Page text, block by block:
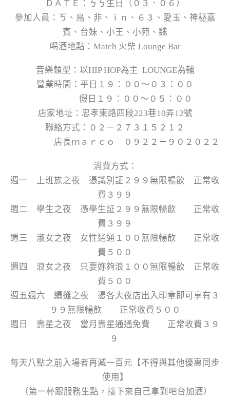
ＤＡＴＥ：ㄎㄎ生日（０３．０６）
參加人員：ㄎ、鳥、非、ｉｎ、６３、愛玉、神秘嘉
賓、台妹、小王、小苑、魏
喝酒地點：Match 火柴 Lounge Bar
音樂類型：以HIP HOP為主 LOUNGE為輔
營業時間：平日１９：００～０３：００
假日１９：００～０５：００
店家地址：忠孝東路四段223巷10弄12號
聯絡方式：０２－２７３１５２１２
店長ｍａｒｃｏ ０９２２－９０２０２２
消費方式：
週一 上班族之夜 憑識別証２９９無限暢飲 正常收
費３９９
週二 學生之夜 憑學生証２９９無限暢飲 正常收
費３９９
週三 淑女之夜 女性通通１００無限暢飲 正常收
費５００
週四 浪女之夜 只要妳夠浪１００無限暢飲 正常收
費５００
週五週六 續攤之夜 憑各大夜店出入印章即可享有３
９９無限暢飲 正常收費５００
週日 壽星之夜 當月壽星通通免費 正常收費３９
９
每天八點之前入場者再減一百元【不得與其他優惠同步
使用】
（第一杯跟服務生點，接下來自己拿到吧台加酒）